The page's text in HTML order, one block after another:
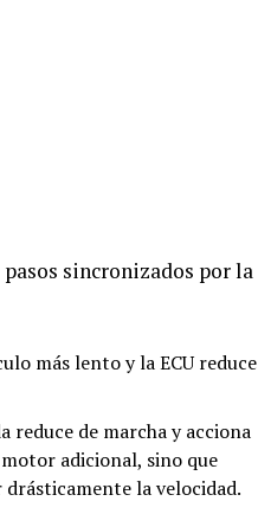
sincronizados por la
más lento y la ECU reduce
de marcha y acciona
adicional, sino que
la velocidad.